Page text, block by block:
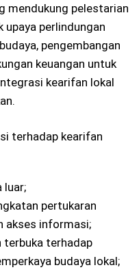
mendukung pelestarian
upaya perlindungan
pengembangan
keuangan untuk
kearifan lokal
terhadap kearifan
luar;
pertukaran
akses informasi;
terbuka terhadap
budaya lokal;